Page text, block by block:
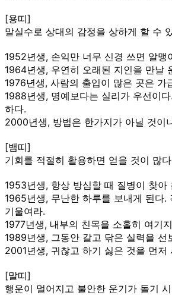
[용띠]
말실수로 상대의 감정을 상하게 할 수
1952년생, 손익만 너무 신경 쓰면 알맹
1964년생, 우연히 오래된 지인을 만날
1976년생, 사람의 출입이 많은 곳은 가
1988년생, 명예보다는 실리가 우선이
하다.
2000년생, 방법은 한가지가 아닐 것이
[뱀띠]
기회를 적절히 활용하면 얻을 것이 많
1953년생, 항상 방심할 때 질병이 찾아
1965년생, 무난한 하루를 보내게 된다.
기울여라.
1977년생, 내부의 친목을 소홀히 여기
1989년생, 그동안 갈고 닦은 실력을 선
2001년생, 귀찮고 하기 싫은 것을 먼저
[말띠]
행운이 멀어지고 불안한 운기가 돌기